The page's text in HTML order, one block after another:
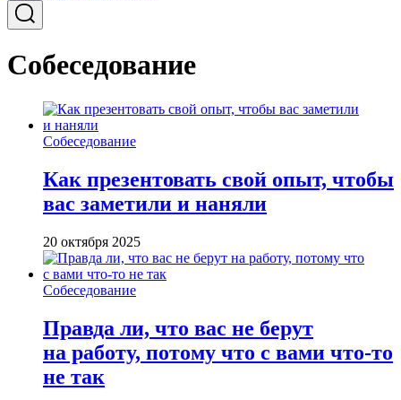
Собеседование
Собеседование
Как презентовать свой опыт, чтобы
вас заметили и наняли
20 октября 2025
Собеседование
Правда ли, что вас не берут
на работу, потому что с вами что-то
не так